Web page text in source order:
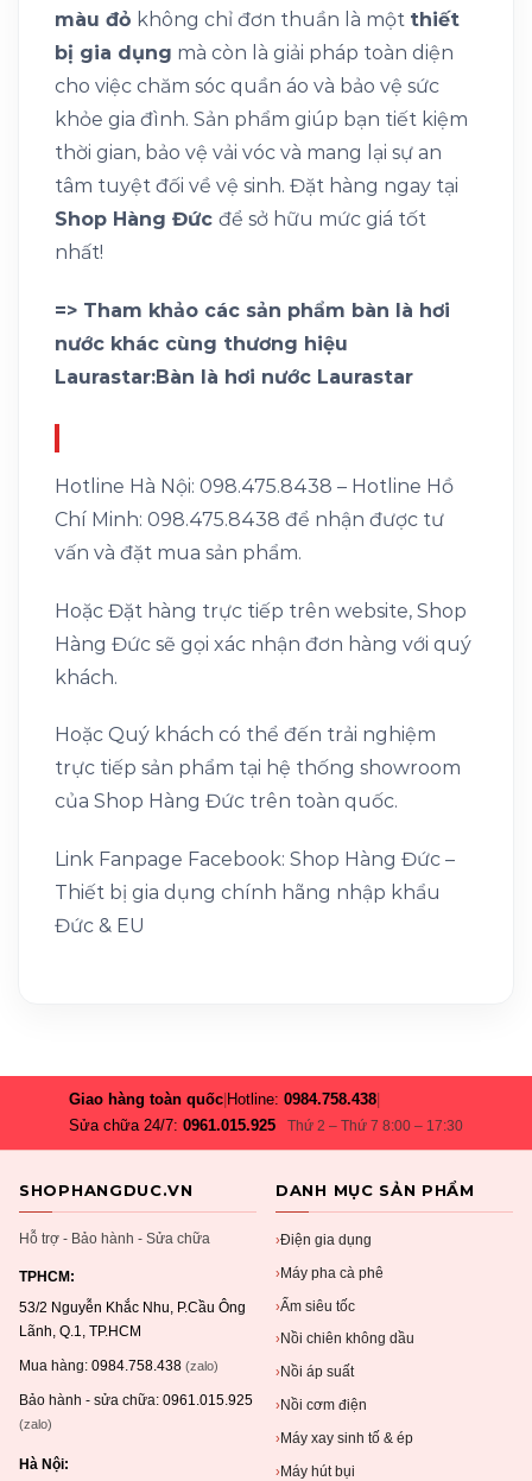
màu đỏ không chỉ đơn thuần là một thiết
bị gia dụng mà còn là giải pháp toàn diện
cho việc chăm sóc quần áo và bảo vệ sức
khỏe gia đình. Sản phẩm giúp bạn tiết kiệm
thời gian, bảo vệ vải vóc và mang lại sự an
tâm tuyệt đối về vệ sinh. Đặt hàng ngay tại
Shop Hàng Đức để sở hữu mức giá tốt
nhất!
=> Tham khảo các sản phẩm bàn là hơi
nước khác cùng thương hiệu
Laurastar:Bàn là hơi nước Laurastar
Hotline Hà Nội: 098.475.8438 – Hotline Hồ
Chí Minh: 098.475.8438 để nhận được tư
vấn và đặt mua sản phẩm.
Hoặc Đặt hàng trực tiếp trên website, Shop
Hàng Đức sẽ gọi xác nhận đơn hàng với quý
khách.
Hoặc Quý khách có thể đến trải nghiệm
trực tiếp sản phẩm tại hệ thống showroom
của Shop Hàng Đức trên toàn quốc.
Link Fanpage Facebook: Shop Hàng Đức –
Thiết bị gia dụng chính hãng nhập khẩu
Đức & EU
Giao hàng toàn quốc Hotline:0984.758.438
Sửa chữa 24/7:0961.015.925 Thứ 2 – Thứ 7 8:00 – 17:30
SHOPHANGDUC.VN
Hỗ trợ - Bảo hành - Sửa chữa
TPHCM:
53/2 Nguyễn Khắc Nhu, P.Cầu Ông
Lãnh, Q.1, TP.HCM
Mua hàng: 0984.758.438 (zalo)
Bảo hành - sửa chữa: 0961.015.925
(zalo)
Hà Nội:
DANH MỤC SẢN PHẨM
›Điện gia dụng
›Máy pha cà phê
›Ấm siêu tốc
› Nồi chiên không dầu
› Nồi áp suất
› Nồi cơm điện
›Máy xay sinh tố & ép
›Máy hút bụi